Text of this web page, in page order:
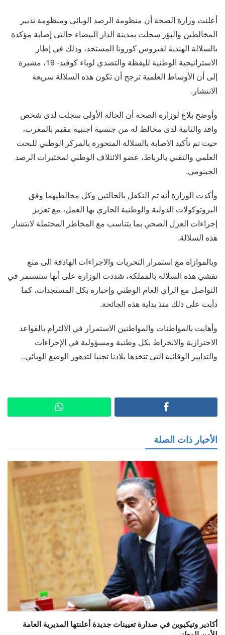
أعلنت وزارة الصحة أن منظومة الرصد الوبائي ومنظومة تدبير
المخالطين والبؤر سجلت بمدينة الدار البيضاء حالتي إصابة مؤكدة
بالسلالة الهندية لفيروس كورونا المستجد، وذلك في إطار
الاستراتيجية الوطنية لليقظة والتصدي لوباء كوفيد- 19، مشيرة
إلى أن الأوساط العلمية ترجح أن تكون هذه السلالة سريعة
الانتشار.
وأوضح بلاغ لوزارة الصحة أن الحالة الأولى سجلت لدى شخص
وافد والثانية لدى مخالط له من جنسية أجنبية مقيم بالمغرب،
حيث تم تأكيد الاصابة بالسلالة المتحورة بالمركز الوطني للبحث
العلمي والتقني بالرباط، عضو الائتلاف الوطني لمختبرات الرصد
الجينومي.
وأكدت الوزارة أنه تم التكفل بالحالتين وكل مخالطيهما وفق
البروتوكولات الدولية والوطنية الجاري بها العمل، مع تعزيز
إجراءات العزل الصحي بما يتناسب مع المخاطر المحتملة لانتشار
هذه السلالة.
وبالموازاة مع استمرار التحريات والاجراءات الهادفة الى منع
تفشي هذه السلالة بالمملكة، شددت الوزارة على أنها ستستمر في
التواصل مع الرأي العام الوطني وإخباره بكل المستجدات، كما
دأبت على ذلك منذ بداية هذه الجائحة.
وأهابت بالمواطنات والمواطنين الاستمرار في الالتزام بالقواعد
الاحترازية والانخراط بكل وطنية ومسؤولية في الإجراءات
والتدابير الوقائية التي تتخذها بلادنا تجنبا لتدهور الوضع الوبائي..
الأخبار ذات الصلة
أكادير وتيكيوين في صدارة تعيينات جديدة أعلنتها المديرية العامة